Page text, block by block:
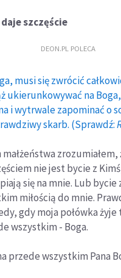
szczęście
DEON.PL POLECA
musi się zwrócić
ukierunkowywać na
i wytrwale zapominać o
skarb. (Sprawdź:
nie jest bycie z
się na mnie. Lub bycie
miłością do mnie.
gdy moja połówka żyje
wszystkim - Boga.
przede wszystkim Pana